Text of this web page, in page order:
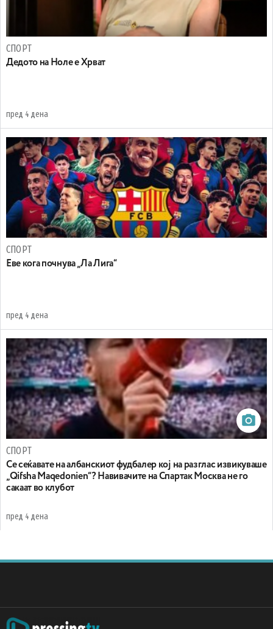
СПОРТ
Дедото на Ноле е Хрват
пред 4 дена
СПОРТ
Еве кога почнува „Ла Лига“
пред 4 дена
СПОРТ
Се сеќавате на албанскиот фудбалер кој на разглас извикуваше
„Qifsha Maqedonien“? Навивачите на Спартак Москва не го
сакаат во клубот
пред 4 дена